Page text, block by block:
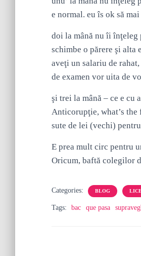
e normal. eu îs ok să
doi la mână nu îi înţeleg
schimbe o părere şi alta
aveţi un salariu de
de examen vor uita de
şi trei la mână – ce e cu
Anticorupţie, what’s the
sute de lei (vechi)
E prea mult circ pentru
Oricum, baftă colegilor
Categories: BLOG
Tags: bac que pasa